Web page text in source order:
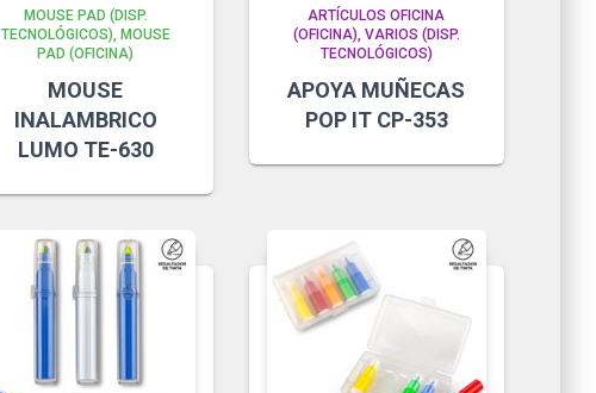
MOUSE PAD (DISP.
TECNOLÓGICOS) MOUSE
PAD (OFICINA)
MOUSE
INALAMBRICO
LUMO TE-630
ARTÍCULOS OFICINA
(OFICINA) VARIOS (DISP.
TECNOLÓGICOS)
APOYA MUÑECAS
POP IT CP-353